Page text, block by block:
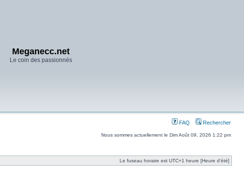
Meganecc.net
Le coin des passionnés
FAQ Rechercher
Nous sommes actuellement le Dim Août 09, 2026 1:22 pm
Le fuseau horaire est UTC+1 heure [Heure d’été]